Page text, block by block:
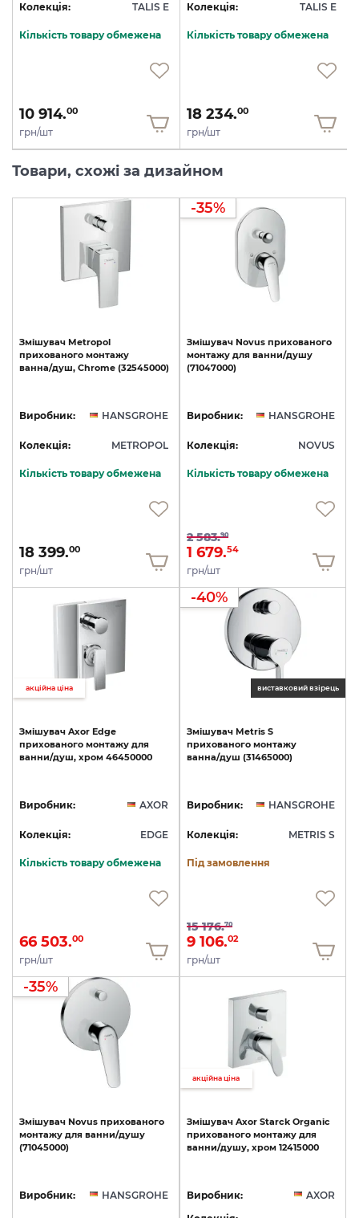
Колекція: TALIS E
Кількість товару обмежена
10 914.00
грн/шт
Колекція: TALIS E
Кількість товару обмежена
18 234.00
грн/шт
Товари, схожі за дизайном
Змішувач Metropol
прихованого монтажу
ванна/душ, Chrome (32545000)
Виробник: HANSGROHE
Колекція: METROPOL
Кількість товару обмежена
18 399.00
грн/шт
-35%
Змішувач Novus прихованого
монтажу для ванни/душу
(71047000)
Виробник: HANSGROHE
Колекція: NOVUS
Кількість товару обмежена
2 583.90
1 679.54
грн/шт
акційна ціна
Змішувач Axor Edge
прихованого монтажу для
ванни/душ, хром 46450000
Виробник: AXOR
Колекція: EDGE
Кількість товару обмежена
66 503.00
грн/шт
виставковий взірець
-40%
Змішувач Metris S
прихованого монтажу
ванна/душ (31465000)
Виробник: HANSGROHE
Колекція: METRIS S
Під замовлення
15 176.70
9 106.02
грн/шт
-35%
Змішувач Novus прихованого
монтажу для ванни/душу
(71045000)
Виробник: HANSGROHE
акційна ціна
Змішувач Axor Starck Organic
прихованого монтажу для
ванни/душу, хром 12415000
Виробник:
AXOR